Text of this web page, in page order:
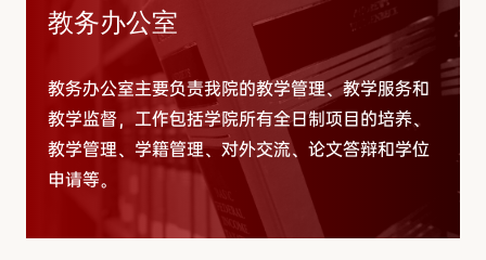
教务办公室
教务办公室主要负责我院的教学管理、教学服务和
教学监督，工作包括学院所有全日制项目的培养、
教学管理、学籍管理、对外交流、论文答辩和学位
申请等。